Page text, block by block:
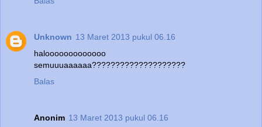
Unknown 13 Maret 2013 pukul 06.16
halooooooooooooo
semuuuaaaaaa????????????????????
Balas
Anonim 13 Maret 2013 pukul 06.16